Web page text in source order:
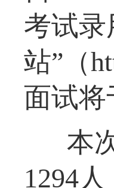
考试
站”（
面试将
本
1294